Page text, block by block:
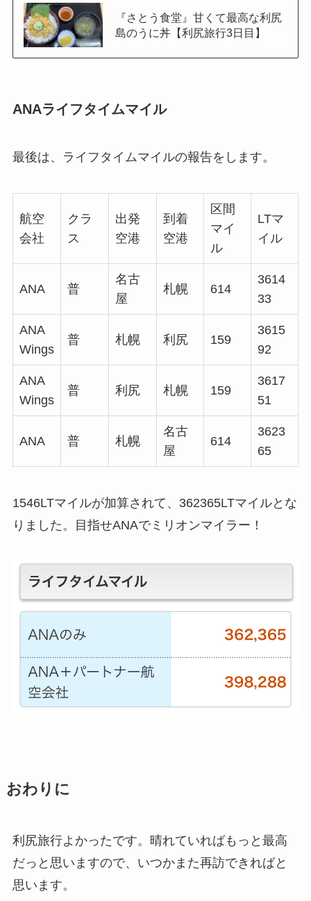
『さとう食堂』甘くて最高な利尻
島のうに丼【利尻旅行3日目】
ANAライフタイムマイル
最後は、ライフタイムマイルの報告をします。
航空
会社
クラ
ス
出発
空港
到着
空港
区間
マイ
ル
LTマ
イル
ANA 普
名古
屋
札幌 614
3614
33
ANA
Wings
普 札幌 利尻 159
3615
92
ANA
Wings
普 利尻 札幌 159
3617
51
ANA 普 札幌
名古
屋
614
3623
65
1546LTマイルが加算されて、362365LTマイルとな
りました。目指せANAでミリオンマイラー！
おわりに
利尻旅行よかったです。晴れていればもっと最高
だっと思いますので、いつかまた再訪できればと
思います。